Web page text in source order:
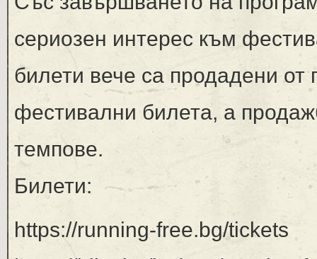
сериозен интерес към
билети вече са продадени
фестивални билета, а
темпове.
Билети:
https://running-free.bg/tickets